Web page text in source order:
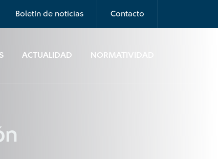
Boletín de noticias Contacto
ACTUALIDAD NORMATIVIDAD